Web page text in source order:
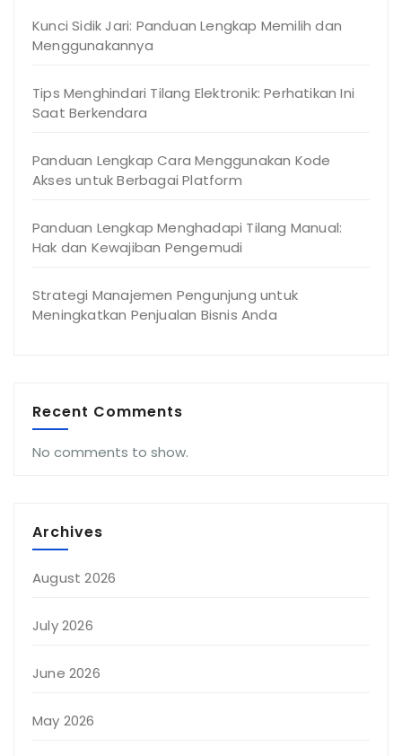
Kunci Sidik Jari: Panduan Lengkap Memilih dan
Menggunakannya
Tips Menghindari Tilang Elektronik: Perhatikan Ini
Saat Berkendara
Panduan Lengkap Cara Menggunakan Kode
Akses untuk Berbagai Platform
Panduan Lengkap Menghadapi Tilang Manual:
Hak dan Kewajiban Pengemudi
Strategi Manajemen Pengunjung untuk
Meningkatkan Penjualan Bisnis Anda
Recent Comments
No comments to show.
Archives
August 2026
July 2026
June 2026
May 2026